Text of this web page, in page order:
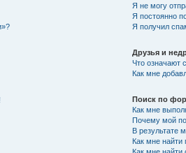
Я не могу
Я постоянно
Я получил
Друзья и
Что означают
Как мне
Поиск по
Как мне
Почему мой
В результате
Как мне найти
Как мне